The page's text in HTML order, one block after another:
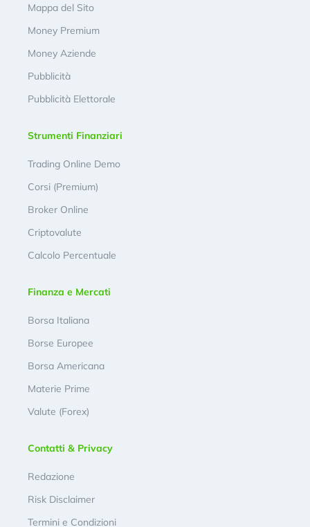
Mappa del Sito
Money Premium
Money Aziende
Pubblicità
Pubblicità Elettorale
Strumenti Finanziari
Trading Online Demo
Corsi (Premium)
Broker Online
Criptovalute
Calcolo Percentuale
Finanza e Mercati
Borsa Italiana
Borse Europee
Borsa Americana
Materie Prime
Valute (Forex)
Contatti & Privacy
Redazione
Risk Disclaimer
Termini e Condizioni